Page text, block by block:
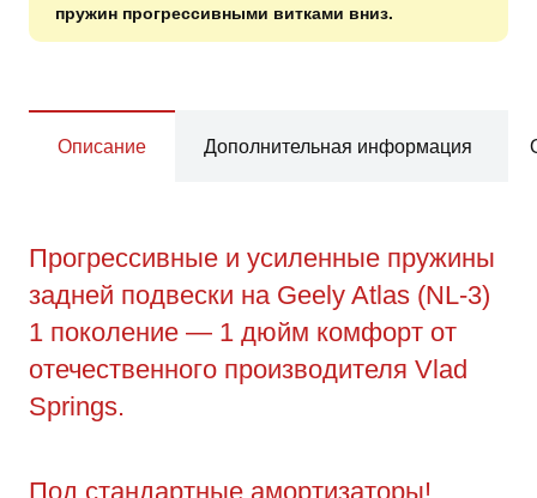
пружин прогрессивными витками вниз.
Описание Дополнительная информация
Прогрессивные и усиленные пружины
задней подвески на Geely Atlas (NL-3)
1 поколение — 1 дюйм комфорт от
отечественного производителя Vlad
Springs.
Под стандартные амортизаторы!